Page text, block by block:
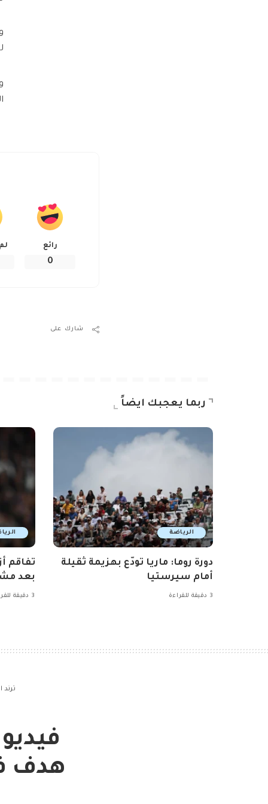
رائع
0
شارك على
ربما يعجبك ايضاً
الرياضة
دورة روما: ماريا تودّع بهزيمة ثقيلة
أمام سيرستيا
3 دقيقة للقراءة
تفاقم
بعد
3 دقيقة للقراءة
هدف